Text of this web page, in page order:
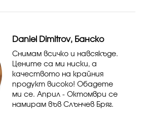
Daniel Dimitrov, Банско
Снимам всичко и навсякъде.
Цените са ми ниски, а
качеството на крайния
продукт високо! Обадете
ми се. Април - Октомври се
намирам във Слънчев Бряг.